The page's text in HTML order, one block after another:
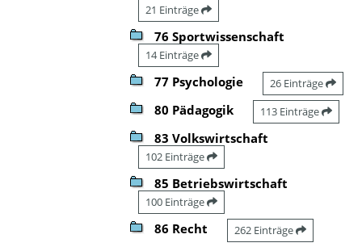
21 Einträge
76 Sportwissenschaft
14 Einträge
77 Psychologie 26 Einträge
80 Pädagogik 113 Einträge
83 Volkswirtschaft
102 Einträge
85 Betriebswirtschaft
100 Einträge
86 Recht 262 Einträge